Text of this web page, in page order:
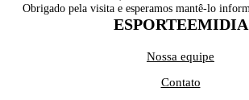
Obrigado pela visita e esperamos mantê-lo
ESPORTEEMIDIA
Nossa equipe
Contato